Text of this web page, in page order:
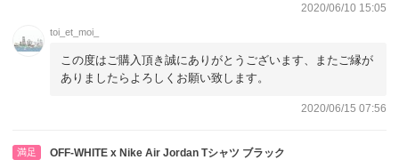
2020/06/10 15:05
toi_et_moi_
この度はご購入頂き誠にありがとうございます、またご縁が
ありましたらよろしくお願い致します。
2020/06/15 07:56
満足 OFF-WHITE x Nike Air Jordan Tシャツ ブラック